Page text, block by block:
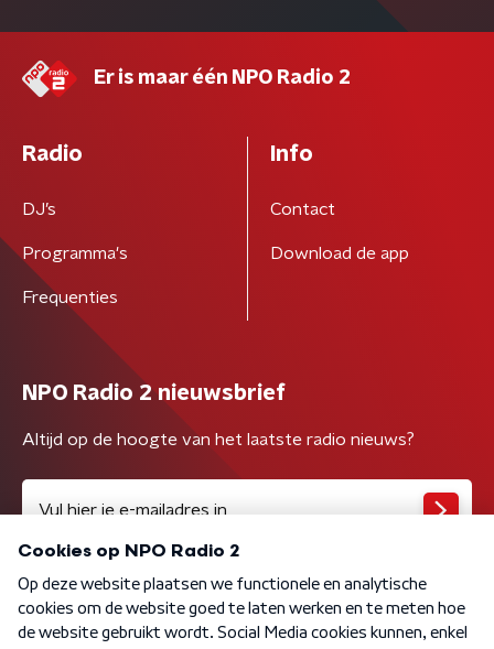
Er is maar één NPO Radio 2
Radio
DJ’s
Programma's
Frequenties
Info
Contact
Download de app
NPO Radio 2 nieuwsbrief
Altijd op de hoogte van het laatste radio nieuws?